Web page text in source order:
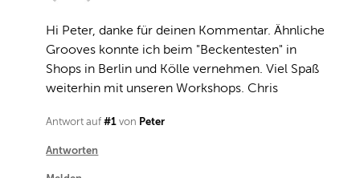
Hi Peter, danke für deinen Kommentar. Ähnliche
Grooves konnte ich beim "Beckentesten" in
Shops in Berlin und Kölle vernehmen. Viel Spaß
weiterhin mit unseren Workshops. Chris
Antwort auf#1 von Peter
Antworten